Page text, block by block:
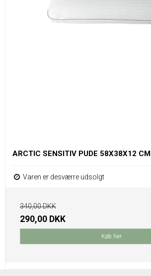
ARCTIC SENSITIV PUDE 58X38X12 CM
Varen er desværre udsolgt
340,00 DKK
290,00 DKK
Køb her